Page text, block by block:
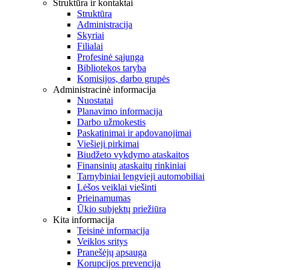
Struktūra ir kontaktai
Struktūra
Administracija
Skyriai
Filialai
Profesinė sąjunga
Bibliotekos taryba
Komisijos, darbo grupės
Administracinė informacija
Nuostatai
Planavimo informacija
Darbo užmokestis
Paskatinimai ir apdovanojimai
Viešieji pirkimai
Biudžeto vykdymo ataskaitos
Finansinių ataskaitų rinkiniai
Tarnybiniai lengvieji automobiliai
Lėšos veiklai viešinti
Prieinamumas
Ūkio subjektų priežiūra
Kita informacija
Teisinė informacija
Veiklos sritys
Pranešėjų apsauga
Korupcijos prevencija